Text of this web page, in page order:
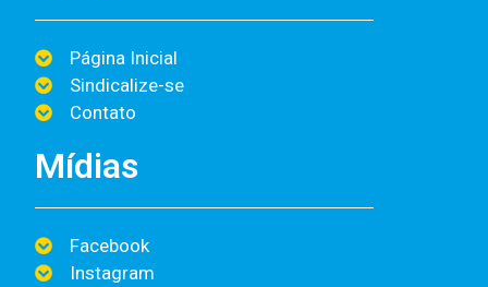
Página Inicial
Sindicalize-se
Contato
Mídias
Facebook
Instagram